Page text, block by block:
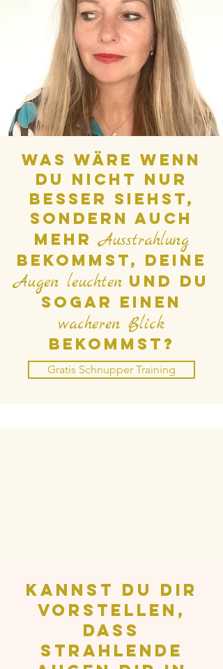
Was wäre wenn
Du nicht nur
besser siehst,
sondern auch
mehrAusstrahlung
bekommst, Deine
Augen leuchten und Du
sogar einen
wacheren Blick
bekommst?
Gratis Schnupper Training
kannst Du Dir
vorstellen,
dass
Strahlende